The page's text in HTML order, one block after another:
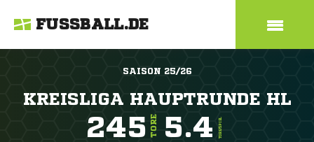
FUSSBALL.DE
SAISON 25/26
KREISLIGA HAUPTRUNDE HL
245 TORE 5.4 TORE/SPIEL